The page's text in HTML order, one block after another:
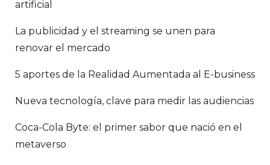
artificial
La publicidad y el streaming se unen para
renovar el mercado
5 aportes de la Realidad Aumentada al E-business
Nueva tecnología, clave para medir las audiencias
Coca-Cola Byte: el primer sabor que nació en el
metaverso